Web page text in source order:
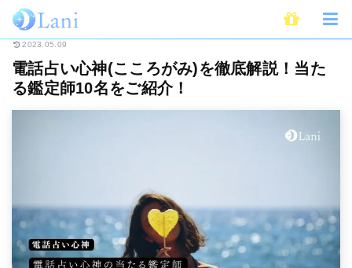
ホーム 電話占い 電話占い心神(こころがみ)を徹底解説！当たる鑑定師10
2023.05.09
電話占い心神(こころがみ)を徹底解説！当た
る鑑定師10名をご紹介！